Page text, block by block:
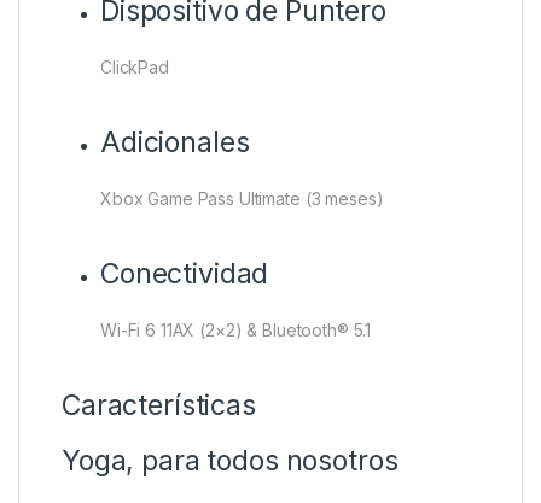
Dispositivo de Puntero
ClickPad
Adicionales
Xbox Game Pass Ultimate (3 meses)
Conectividad
Wi-Fi 6 11AX (2×2) & Bluetooth® 5.1
Características
Yoga, para todos nosotros